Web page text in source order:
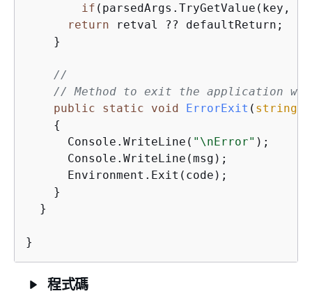
if (parsedArgs.TryGetValue(key,
return retval ?? defaultReturn;
    }
//
// Method to exit the application
public
static void ErrorExit ( string
{
      Console.WriteLine(
"\nError" );
      Console.WriteLine(msg);
      Environment.Exit(code);
    }
  }
程式碼